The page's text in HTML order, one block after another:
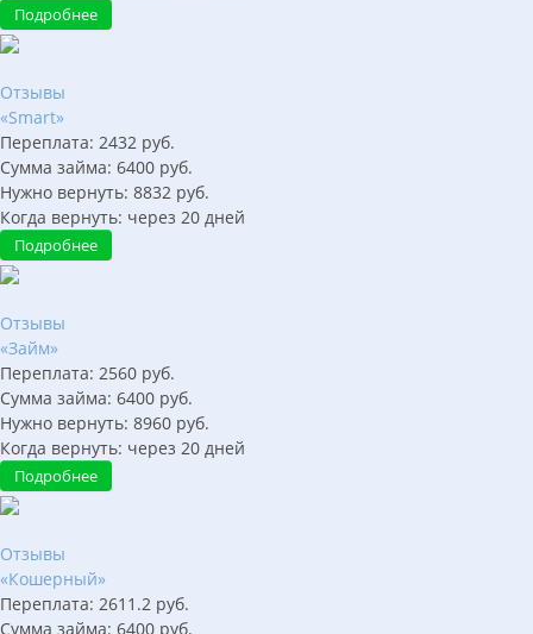
Подробнее
Отзывы
«Smart»
Переплата: 2432 руб.
Сумма займа: 6400 руб.
Нужно вернуть: 8832 руб.
Когда вернуть: через 20 дней
Подробнее
Отзывы
«Займ»
Переплата: 2560 руб.
Сумма займа: 6400 руб.
Нужно вернуть: 8960 руб.
Когда вернуть: через 20 дней
Подробнее
Отзывы
«Кошерный»
Переплата: 2611.2 руб.
Сумма займа: 6400 руб.